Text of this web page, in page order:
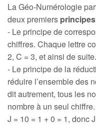
La Géo-Numérologie
deux premiers
- Le principe de
chiffres. Chaque lettre
2, C = 3, et ainsi de suite.
- Le principe de la
réduire l’ensemble des
dit autrement, tous les
nombre à un seul chiffre.
J = 10 = 1 + 0 = 1, donc